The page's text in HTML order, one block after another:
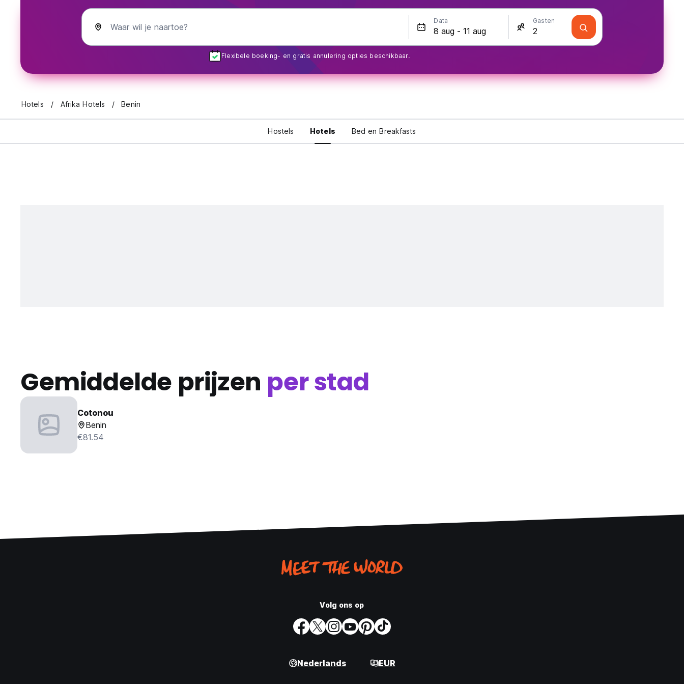
Waar wil je naartoe?
Data Gasten
Flexibele boeking- en gratis annulering opties beschikbaar.
Hotels Afrika Hotels Benin
Hostels Hotels Bed en Breakfasts
Gemiddelde prijzen per stad
Cotonou
Benin
€81.54
Volg ons op
Nederlands EUR